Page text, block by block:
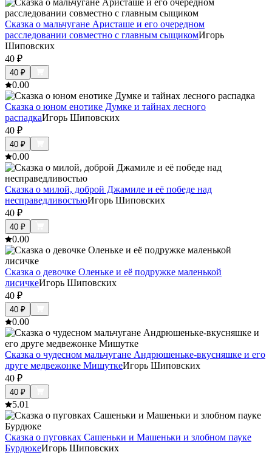
Сказка о мальчугане Аристаше и его очередном
расследовании совместно с главным сыщикомИгорь
Шиповских
40 ₽
40 ₽
0.00
Сказка о юном енотике Думке и тайнах лесного
распадкаИгорь Шиповских
40 ₽
40 ₽
0.00
Сказка о милой, доброй Джамиле и её победе над
несправедливостьюИгорь Шиповских
40 ₽
40 ₽
0.00
Сказка о девочке Оленьке и её подружке маленькой
лисичкеИгорь Шиповских
40 ₽
40 ₽
0.00
Сказка о чудесном мальчугане Андрюшеньке-вкусняшке и его
друге медвежонке МишуткеИгорь Шиповских
40 ₽
40 ₽
5.01
Сказка о пуговках Сашеньки и Машеньки и злобном пауке
БурдюкеИгорь Шиповских